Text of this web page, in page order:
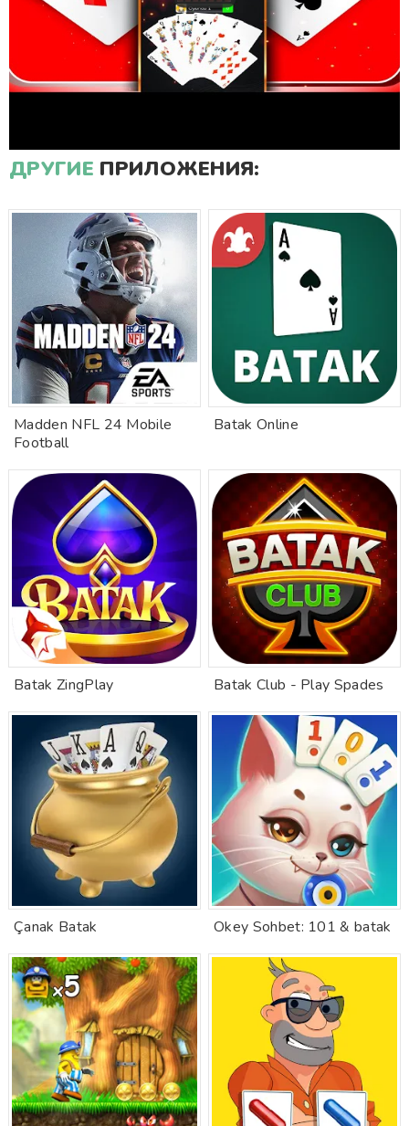
ДРУГИЕ ПРИЛОЖЕНИЯ:
Madden NFL 24 Mobile
Football
Batak Online
Batak ZingPlay Batak Club - Play Spades
Çanak Batak Okey Sohbet: 101 & batak